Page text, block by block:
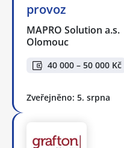
provoz
MAPRO Solution a.s.
Olomouc
40 000 – 50 000 Kč
Zveřejněno: 5. srpna